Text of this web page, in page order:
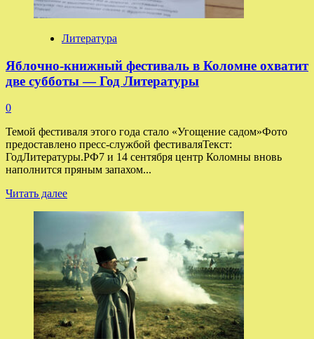
Литература
Яблочно-книжный фестиваль в Коломне охватит
две субботы — Год Литературы
0
Темой фестиваля этого года стало «Угощение садом»Фото
предоставлено пресс-службой фестиваляТекст:
ГодЛитературы.РФ7 и 14 сентября центр Коломны вновь
наполнится пряным запахом...
Читать далееПрочитать
Яблочно-
книжный
фестиваль
в
Коломне
охватит
две
субботы
—